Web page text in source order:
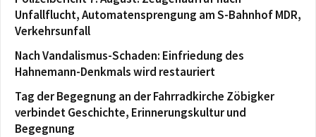
Unfallflucht, Automatensprengung am S-Bahnhof MDR,
Verkehrsunfall
Nach Vandalismus-Schaden: Einfriedung des
Hahnemann-Denkmals wird restauriert
Tag der Begegnung an der Fahrradkirche Zöbigker
verbindet Geschichte, Erinnerungskultur und
Begegnung